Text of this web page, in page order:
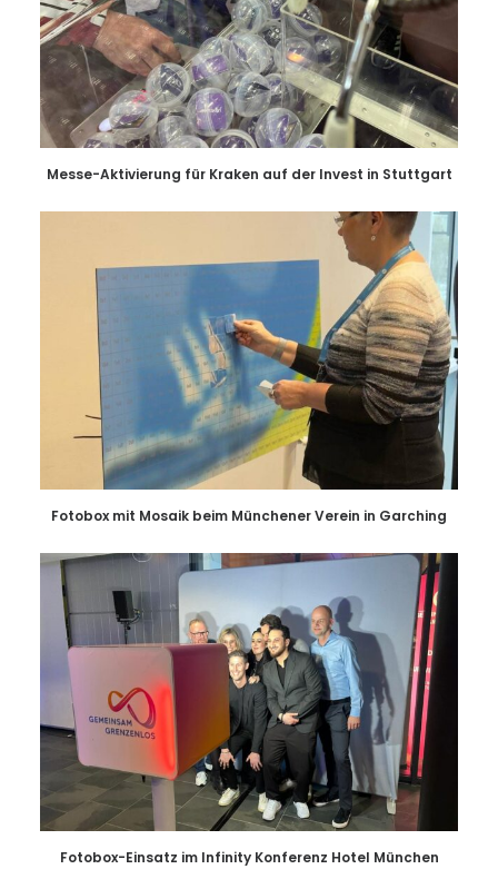
Messe-Aktivierung für Kraken auf der Invest in Stuttgart
Fotobox mit Mosaik beim Münchener Verein in Garching
Fotobox-Einsatz im Infinity Konferenz Hotel München